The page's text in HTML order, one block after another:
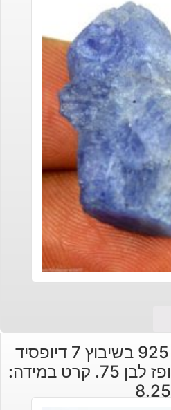
טבעת יוקרה כסף 925 בשיבוץ 7 דיופסיד
2.45 קרט + 86 טופז לבן 75. קרט במידה:
8.25